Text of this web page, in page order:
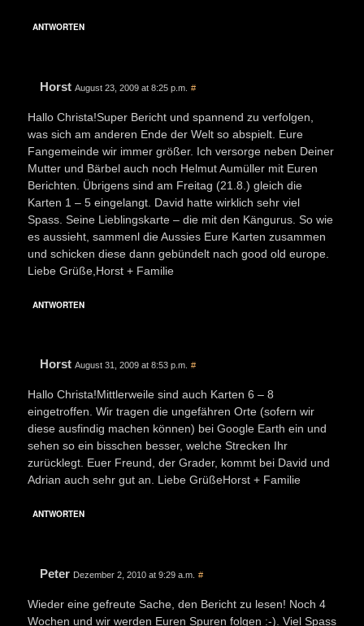
ANTWORTEN
Horst August 23, 2009 at 8:25 p.m. #
Hallo Christa!Super Bericht und spannend zu verfolgen,
was sich am anderen Ende der Welt so abspielt. Eure
Fangemeinde wir immer größer. Ich versorge neben Deiner
Mutter und Bärbel auch noch Helmut Aumüller mit Euren
Berichten. Übrigens sind am Freitag (21.8.) gleich die
Karten 1 – 5 eingelangt. David hatte wirklich sehr viel
Spass. Seine Lieblingskarte – die mit den Kängurus. So wie
es aussieht, sammenl die Aussies Eure Karten zusammen
und schicken diese dann gebündelt nach good old europe.
Liebe Grüße,Horst + Familie
ANTWORTEN
Horst August 31, 2009 at 8:53 p.m. #
Hallo Christa!Mittlerweile sind auch Karten 6 – 8
eingetroffen. Wir tragen die ungefähren Orte (sofern wir
diese ausfindig machen können) bei Google Earth ein und
sehen so ein bisschen besser, welche Strecken Ihr
zurücklegt. Euer Freund, der Grader, kommt bei David und
Adrian auch sehr gut an. Liebe GrüßeHorst + Familie
ANTWORTEN
Peter Dezember 2, 2010 at 9:29 a.m. #
Wieder eine gefreute Sache, den Bericht zu lesen! Noch 4
Wochen und wir werden Euren Spuren folgen :-). Viel Spass